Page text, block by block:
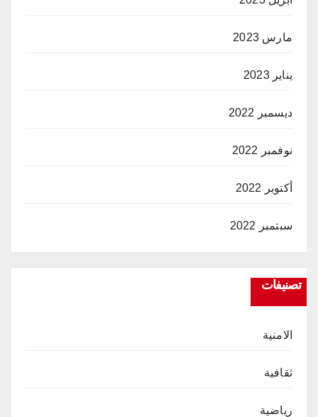
مارس 2023
يناير 2023
ديسمبر 2022
نوفمبر 2022
أكتوبر 2022
سبتمبر 2022
تصنيفات
الامنية
ثقافية
رياضية